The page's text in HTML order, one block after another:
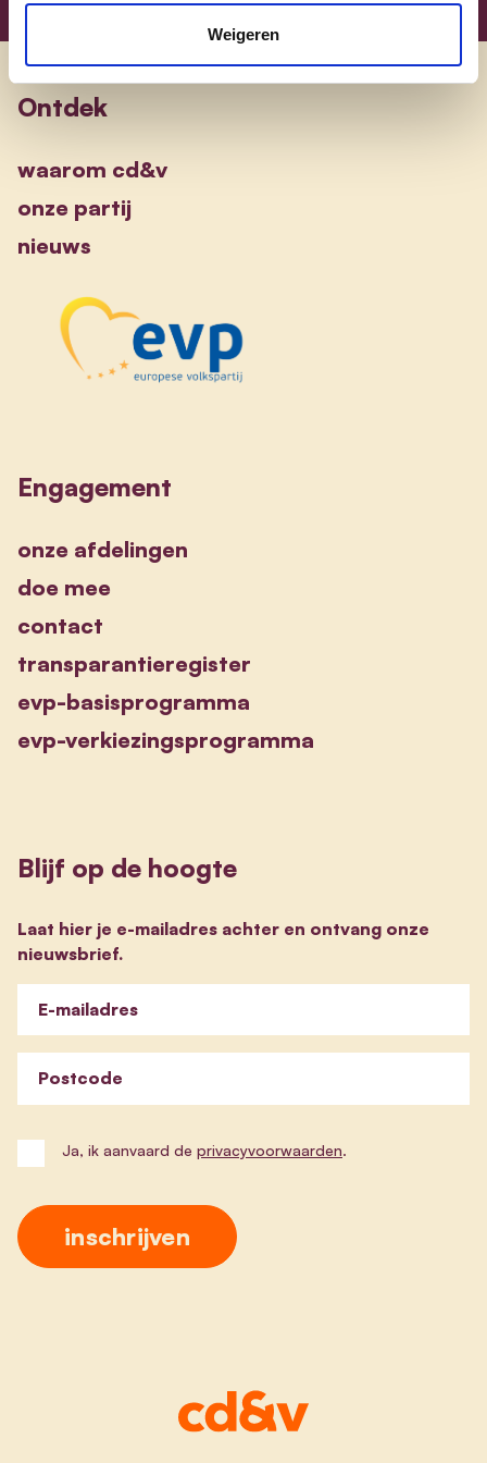
Weigeren
Ontdek
waarom cd&v
onze partij
nieuws
Engagement
onze afdelingen
doe mee
contact
transparantieregister
evp-basisprogramma
evp-verkiezingsprogramma
Blijf op de hoogte
Laat hier je e-mailadres achter en ontvang onze
nieuwsbrief.
E-mailadres
Postcode
Ja, ik aanvaard de privacyvoorwaarden.